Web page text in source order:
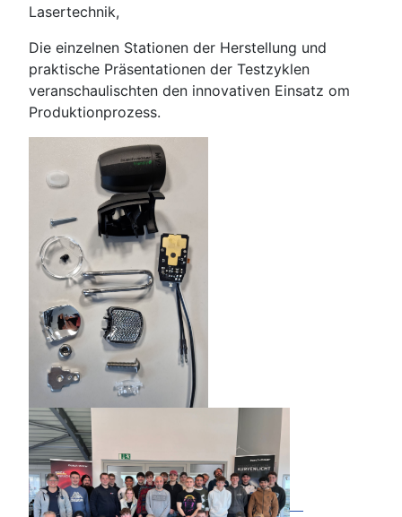
Lasertechnik,
Die einzelnen Stationen der Herstellung und
praktische Präsentationen der Testzyklen
veranschaulischten den innovativen Einsatz om
Produktionprozess.